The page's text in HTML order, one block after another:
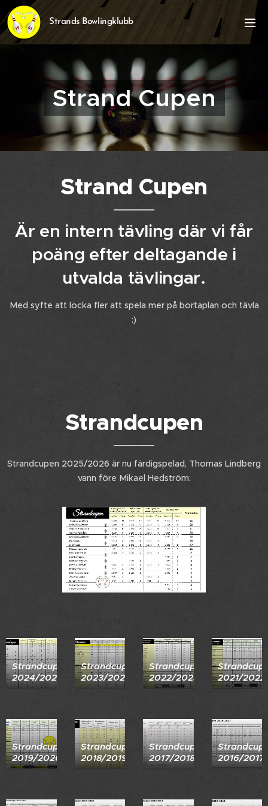
Strands Bowlingklubb
Strand Cupen
Strand Cupen
Är en intern tävling där vi får
poäng efter deltagande i
utvalda tävlingar.
Med syfte att locka fler att spela mer på bortaplan och tävla
:)
Strandcupen
Strandcupen 2025/2026 är nu färdigspelad, Thomas Lindberg
vann före Mikael Hedström:
Strandcupen
2024/2025
Strandcupen
2023/2024
Strandcupen
2022/2023
2021/2022
Strandcupen
2019/2020
Strandcupen
2018/2019
Strandcupen
2017/2018
2016/2017